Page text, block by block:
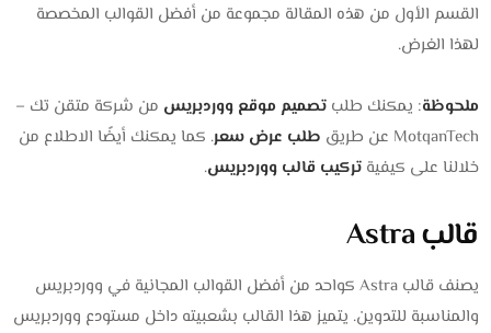
القسم الأول من هذه المقالة مجموعة من أفضل القوالب المخصصة
لهذا الغرض.
ملحوظة: يمكنك طلبتصميم موقع ووردبريس من شركة متقن تك –
MotqanTech عن طريق
طلب عرض سعر. كما يمكنك أيضًا الاطلاع من
خلالنا على كيفيةتركيب قالب ووردبريس.
قالب Astra
يصنف قالب Astra كواحد من أفضل القوالب المجانية في ووردبريس
والمناسبة للتدوين. يتميز هذا القالب بشعبيته داخل مستودع ووردبريس